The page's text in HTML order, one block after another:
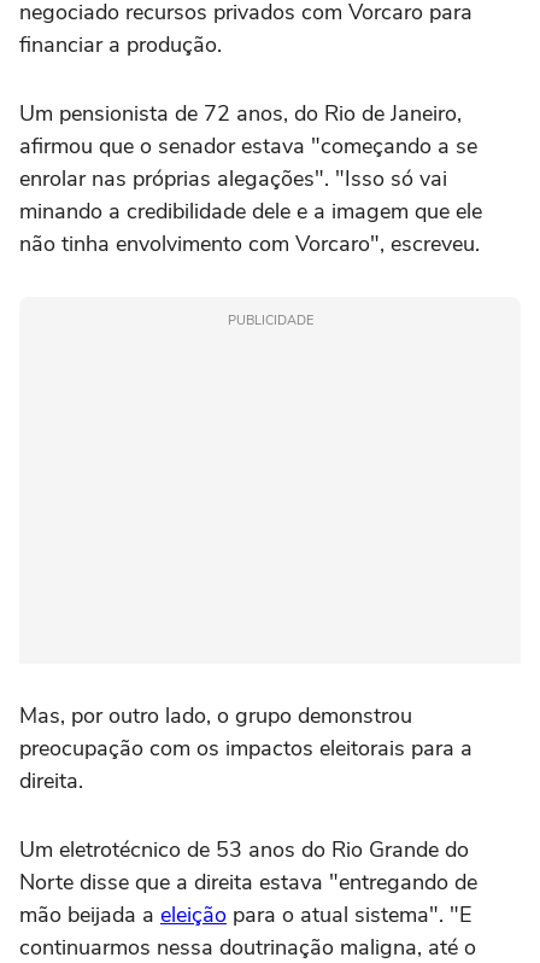
negociado recursos privados com Vorcaro para
financiar a produção.
Um pensionista de 72 anos, do Rio de Janeiro,
afirmou que o senador estava "começando a se
enrolar nas próprias alegações". "Isso só vai
minando a credibilidade dele e a imagem que ele
não tinha envolvimento com Vorcaro", escreveu.
PUBLICIDADE
Mas, por outro lado, o grupo demonstrou
preocupação com os impactos eleitorais para a
direita.
Um eletrotécnico de 53 anos do Rio Grande do
Norte disse que a direita estava "entregando de
mão beijada a eleição para o atual sistema". "E
continuarmos nessa doutrinação maligna, até o